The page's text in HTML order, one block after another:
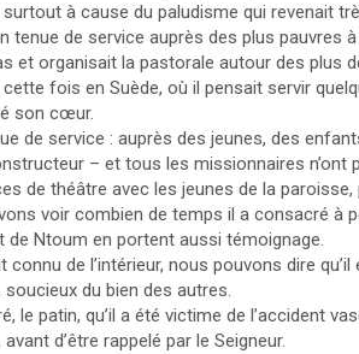
à cause du paludisme qui revenait
tenue de service auprès des plus pauvres
et organisait la pastorale autour des plus
fois en Suède, où il pensait servir
son cœur.
de service : auprès des jeunes, des
– et tous les missionnaires n’ont
de théâtre avec les jeunes de la
voir combien de temps il a consacré à
Ntoum en portent aussi témoignage.
connu de l’intérieur, nous pouvons dire
du bien des autres.
le patin, qu’il a été victime de l’accident
d’être rappelé par le Seigneur.